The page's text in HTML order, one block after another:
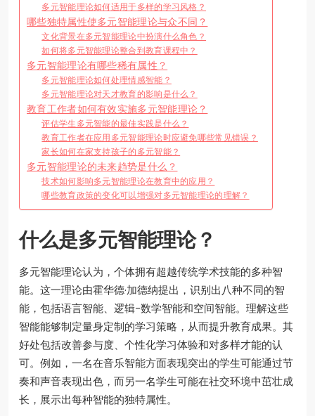
多元智能理论如何适用于多样的学习风格？
哪些独特属性使多元智能理论与众不同？
文化背景在多元智能理论中扮演什么角色？
如何将多元智能理论整合到教育课程中？
多元智能理论有哪些稀有属性？
多元智能理论如何处理情感智能？
多元智能理论对天才教育的影响是什么？
教育工作者如何有效实施多元智能理论？
评估学生多元智能的最佳实践是什么？
教育工作者在应用多元智能理论时应避免哪些常见错误？
家长如何在家支持孩子的多元智能？
多元智能理论的未来趋势是什么？
技术如何影响多元智能理论在教育中的应用？
哪些教育政策的变化可以增强对多元智能理论的理解？
什么是多元智能理论？
多元智能理论认为，个体拥有超越传统学术技能的多种智
能。这一理论由霍华德·加德纳提出，识别出八种不同的智
能，包括语言智能、逻辑-数学智能和空间智能。理解这些
智能能够制定量身定制的学习策略，从而提升教育成果。其
好处包括改善参与度、个性化学习体验和对多样才能的认
可。例如，一名在音乐智能方面表现突出的学生可能通过节
奏和声音表现出色，而另一名学生可能在社交环境中茁壮成
长，展示出每种智能的独特属性。